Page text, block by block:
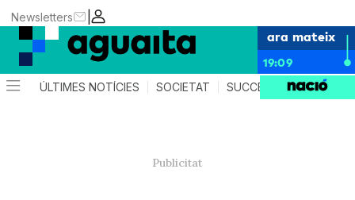
|
Newsletters
ara mateix
19:09
ÚLTIMES NOTÍCIES SOCIETAT SUCCESSOS AGENDA